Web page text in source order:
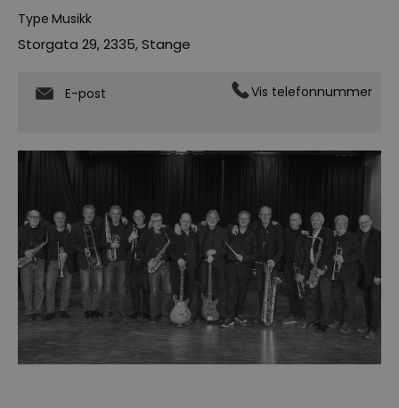
Type Musikk
Storgata 29,2335,Stange
E-post Vis telefonnummer